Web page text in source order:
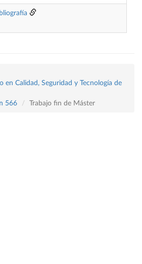
en Calidad, Seguridad y Tecnología de
566
Trabajo fin de Máster